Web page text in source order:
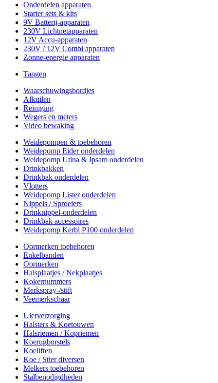
Onderdelen apparaten
Starter sets & kits
9V Batterij-apparaten
230V Lichtnetapparaten
12V Accu-apparaten
230V / 12V Combi apparaten
Zonne-energie apparaten
Tangen
Waarschuwingsbordjes
Afkuilen
Reiniging
Wegers en meters
Video bewaking
Weidepompen & toebehoren
Weidepomp Eider onderdelen
Weidepomp Utina & Ipsam onderdelen
Drinkbakken
Drinkbak onderdelen
Vlotters
Weidepomp Lister onderdelen
Nippels / Sproeiers
Drinknippel-onderdelen
Drinkbak accessoires
Weidepomp Kerbl P100 onderdelen
Oormerken toebehoren
Enkelbanden
Oormerken
Halsplaatjes / Nekplaatjes
Kokernummers
Merkspray-/stift
Veemerkschaar
Uierverzorging
Halsters & Koetouwen
Halsriemen / Kopriemen
Koerugborstels
Koeliften
Koe / Stier diversen
Melkers toebehoren
Stalbenodigdheden